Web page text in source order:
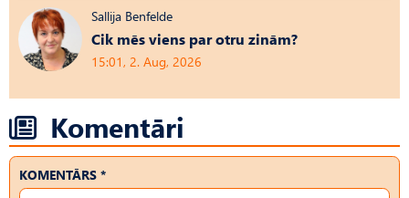
Sallija Benfelde
Cik mēs viens par otru zinām?
15:01, 2. Aug, 2026
Komentāri
KOMENTĀRS *